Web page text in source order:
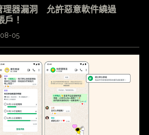
器漏洞 允許惡意軟件繞過
戶！
05